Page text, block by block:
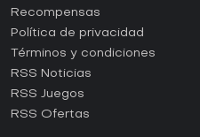
¿Cómo activar una CD Key de
¿Cómo activar una CD Key de
¿Cómo activar una CD Key de
¿Cómo activar una CD Key de
Recompensas
Política de privacidad
Términos y condiciones
RSS Noticias
RSS Juegos
RSS Ofertas